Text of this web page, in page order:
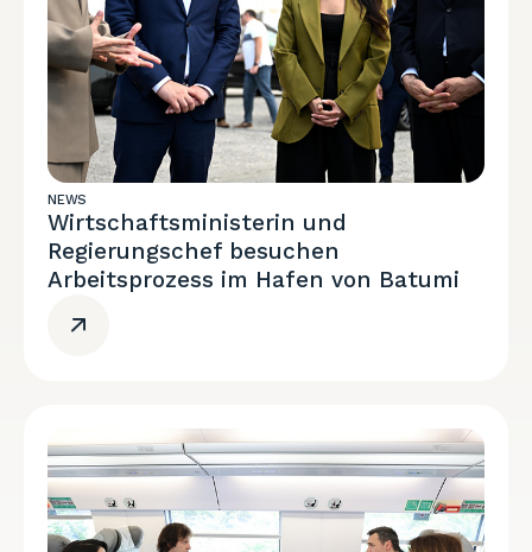
NEWS
Wirtschaftsministerin und
Regierungschef besuchen
Arbeitsprozess im Hafen von Batumi